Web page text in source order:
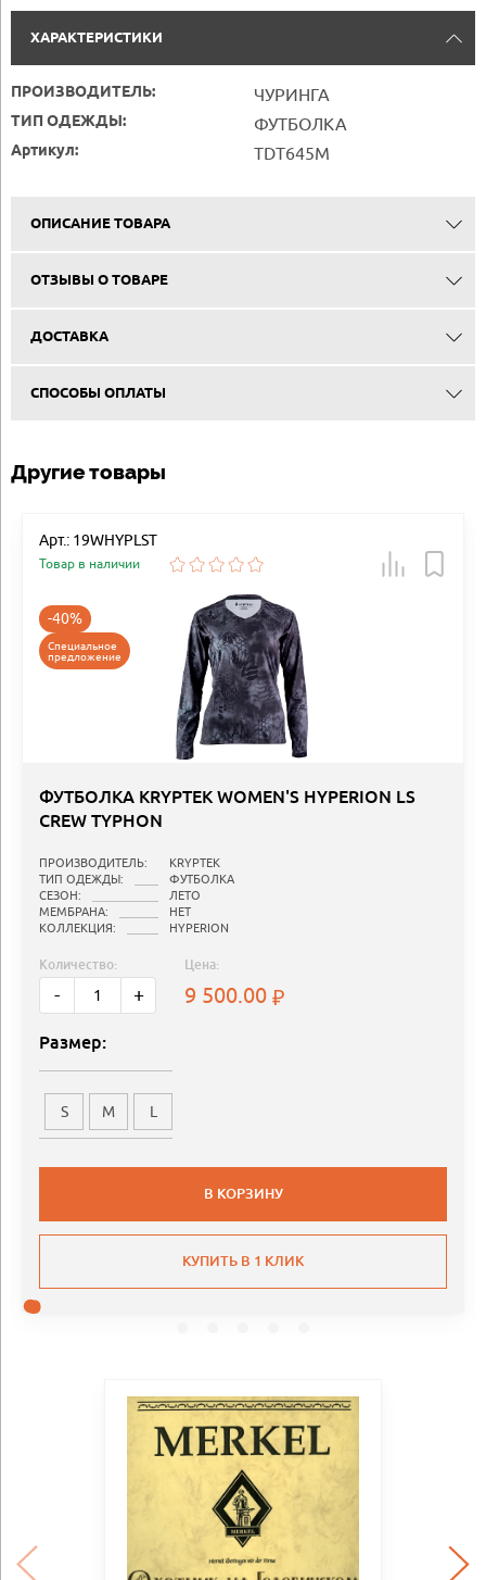
ХАРАКТЕРИСТИКИ
ПРОИЗВОДИТЕЛЬ: ЧУРИНГА
ТИП ОДЕЖДЫ: ФУТБОЛКА
Артикул: TDT645M
ОПИСАНИЕ ТОВАРА
ОТЗЫВЫ О ТОВАРЕ
ДОСТАВКА
СПОСОБЫ ОПЛАТЫ
Другие товары
Арт.: 19WHYPLST
Товар в наличии
-40%
Специальное
предложение
ФУТБОЛКА KRYPTEK WOMEN'S HYPERION LS
CREW TYPHON
ПРОИЗВОДИТЕЛЬ:
KRYPTEK
ТИП ОДЕЖДЫ:
ФУТБОЛКА
СЕЗОН:
ЛЕТО
МЕМБРАНА:
НЕТ
КОЛЛЕКЦИЯ:
HYPERION
Количество:
- +
Цена:
9 500.00
Размер:
S M L
В КОРЗИНУ
КУПИТЬ В 1 КЛИК